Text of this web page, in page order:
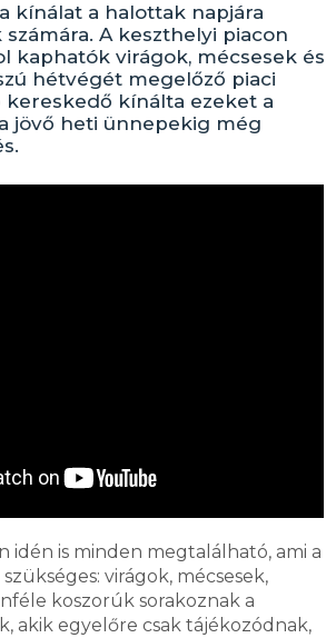
kínálat a halottak napjára
számára. A keszthelyi piacon
kaphatók virágok, mécsesek és
hétvégét megelőző piaci
kínálta ezeket a
jövő heti ünnepekig még
idén is minden megtalálható, ami a
virágok, mécsesek,
koszorúk sorakoznak a
akik egyelőre csak tájékozódnak,